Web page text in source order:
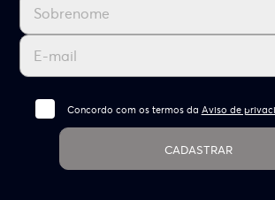
Concordo com os termos da Aviso de
CADASTRAR